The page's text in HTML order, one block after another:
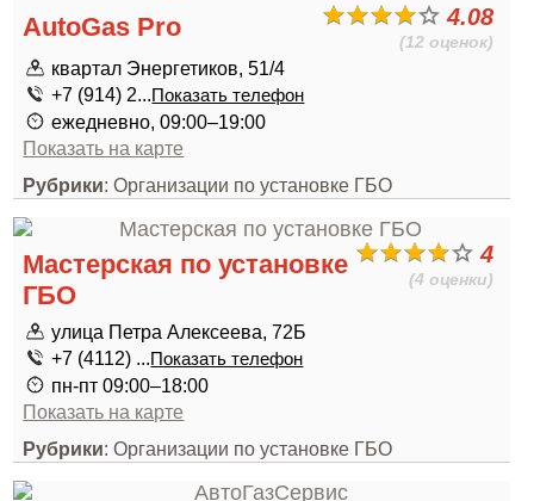
4.08
(12 оценок)
AutoGas Pro
квартал Энергетиков, 51/4
+7 (914) 2...Показать телефон
ежедневно, 09:00–19:00
Показать на карте
Рубрики: Организации по установке ГБО
4
(4 оценки)
Мастерская по установке
ГБО
улица Петра Алексеева, 72Б
+7 (4112) ...Показать телефон
пн-пт 09:00–18:00
Показать на карте
Рубрики: Организации по установке ГБО